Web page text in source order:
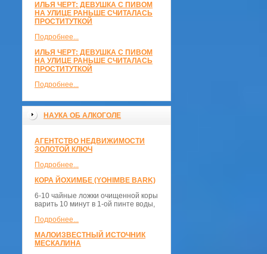
ИЛЬЯ ЧЕРТ: ДЕВУШКА С ПИВОМ
НА УЛИЦЕ РАНЬШЕ СЧИТАЛАСЬ
ПРОСТИТУТКОЙ
Подробнее...
ИЛЬЯ ЧЕРТ: ДЕВУШКА С ПИВОМ
НА УЛИЦЕ РАНЬШЕ СЧИТАЛАСЬ
ПРОСТИТУТКОЙ
Подробнее...
НАУКА ОБ АЛКОГОЛЕ
АГЕНТСТВО НЕДВИЖИМОСТИ
ЗОЛОТОЙ КЛЮЧ
Подробнее...
КОРА ЙОХИМБЕ (YOHIMBE BARK)
6-10 чайные ложки очищенной коры
варить 10 минут в 1-ой пинте воды,
Подробнее...
МАЛОИЗВЕСТНЫЙ ИСТОЧНИК
МЕСКАЛИНА